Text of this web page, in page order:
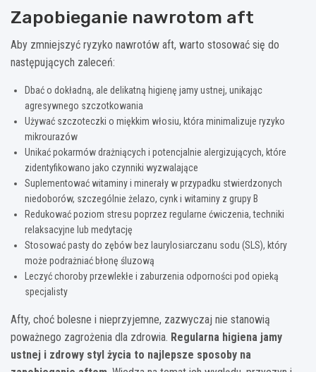
Zapobieganie nawrotom aft
Aby zmniejszyć ryzyko nawrotów aft, warto stosować się do
następujących zaleceń:
Dbać o dokładną, ale delikatną higienę jamy ustnej, unikając
agresywnego szczotkowania
Używać szczoteczki o miękkim włosiu, która minimalizuje ryzyko
mikrourazów
Unikać pokarmów drażniących i potencjalnie alergizujących, które
zidentyfikowano jako czynniki wyzwalające
Suplementować witaminy i minerały w przypadku stwierdzonych
niedoborów, szczególnie żelazo, cynk i witaminy z grupy B
Redukować poziom stresu poprzez regularne ćwiczenia, techniki
relaksacyjne lub medytację
Stosować pasty do zębów bez laurylosiarczanu sodu (SLS), który
może podrażniać błonę śluzową
Leczyć choroby przewlekłe i zaburzenia odporności pod opieką
specjalisty
Afty, choć bolesne i nieprzyjemne, zazwyczaj nie stanowią
poważnego zagrożenia dla zdrowia. Regularna higiena jamy
ustnej i zdrowy styl życia to najlepsze sposoby na